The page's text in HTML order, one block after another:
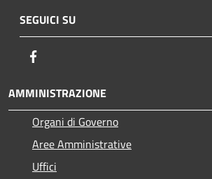
SEGUICI SU
AMMINISTRAZIONE
Organi di Governo
Aree Amministrative
Uffici